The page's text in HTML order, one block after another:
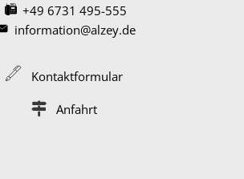
+49 6731 495-555
information@alzey.de
Kontaktformular
Anfahrt